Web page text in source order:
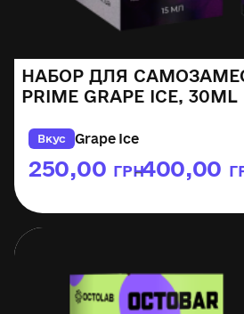
НАБОР ДЛЯ
PRIME GRAPE ICE, 30ML
Вкус Grape Ice
250,00 ГРН
–400,00